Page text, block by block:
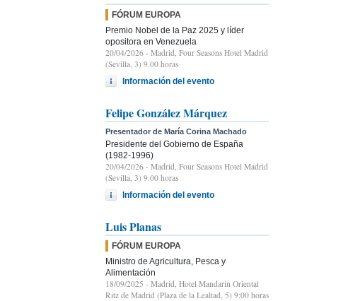
FÓRUM EUROPA
Premio Nobel de la Paz 2025 y líder
opositora en Venezuela
20/04/2026 - Madrid, Four Seasons Hotel Madrid
(Sevilla, 3) 9.00 horas
Información del evento
Felipe González Márquez
Presentador de María Corina Machado
Presidente del Gobierno de España
(1982-1996)
20/04/2026 - Madrid, Four Seasons Hotel Madrid
(Sevilla, 3) 9.00 horas
Información del evento
Luis Planas
FÓRUM EUROPA
Ministro de Agricultura, Pesca y
Alimentación
18/09/2025 - Madrid, Hotel Mandarin Oriental
Ritz de Madrid (Plaza de la Lealtad, 5) 9:00 horas